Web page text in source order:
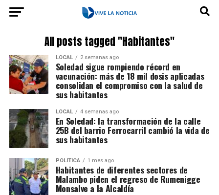
All posts tagged "Habitantes"
LOCAL 2 semanas ago
Soledad sigue rompiendo récord en
vacunación: más de 18 mil dosis aplicadas
consolidan el compromiso con la salud de
sus habitantes
LOCAL 4 semanas ago
En Soledad: la transformación de la calle
25B del barrio Ferrocarril cambió la vida de
sus habitantes
POLÍTICA 1 mes ago
Habitantes de diferentes sectores de
Malambo piden el regreso de Rumenigge
Monsalve a la Alcaldía